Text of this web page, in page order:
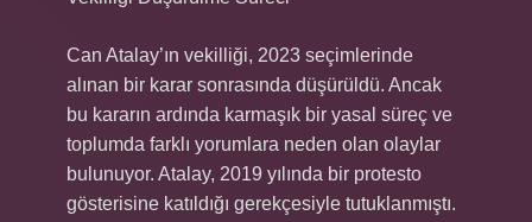
Can Atalay’ın vekilliği, 2023 seçimlerinde
alınan bir karar sonrasında düşürüldü. Ancak
bu kararın ardında karmaşık bir yasal süreç ve
toplumda farklı yorumlara neden olan olaylar
bulunuyor. Atalay, 2019 yılında bir protesto
gösterisine katıldığı gerekçesiyle tutuklanmıştı.